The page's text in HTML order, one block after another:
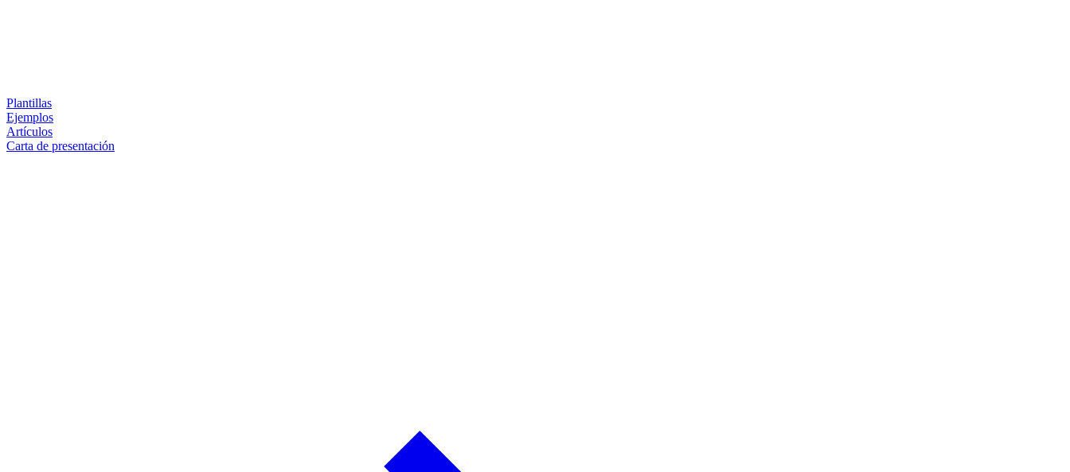
Plantillas
Ejemplos
Artículos
Carta de presentación